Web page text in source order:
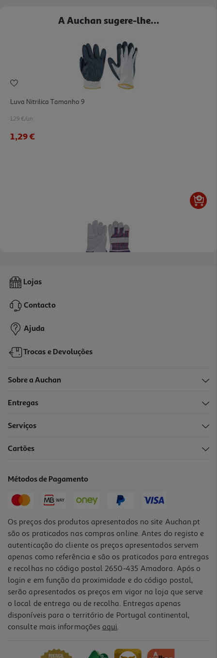
A Auchan sugere-lhe...
Luva Nitrilica Tamanho 9
1.29 €/un
1,29 €
Luva Pele Porco Itools
3,29 €
Lojas
Contacto
Ajuda
Trocas e Devoluções
Sobre a Auchan
Entregas
Serviços
Cartões
Métodos de Pagamento
Os preços dos produtos apresentados no site Auchan.pt
são os praticados nas compras online. Antes do registo e
autenticação do cliente os preços apresentados servem
apenas como referência e são os praticados para entregas
e recolhas no código postal 2650-435 Amadora. Após o
login e em função da proximidade e do código postal,
serão apresentados os preços em vigor na loja que serve
o local de entrega ou de recolha. Entregas apenas
disponíveis para o território de Portugal continental,
consulte mais informações aqui.